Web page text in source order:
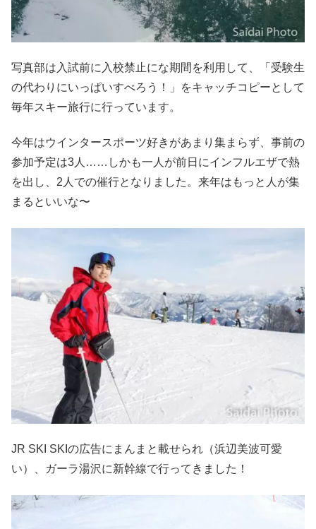
写真部は入試前に入校禁止にな期間を利用して、「受験生
の代わりにいっぱいすべろう！」をキャッチコピーとして
毎年スキー旅行に行っています。
今年はウインタースポーツ好きがあまり集まらず、事前の
参加予定は3人……しかも一人が前日にインフルエザで熱
を出し、2人での催行となりました。来年はもっと人が集
まるといいな〜
JR SKI SKIの広告にまんまと載せられ（浜辺美波可愛
い）、ガーラ湯沢に新幹線で行ってきました！